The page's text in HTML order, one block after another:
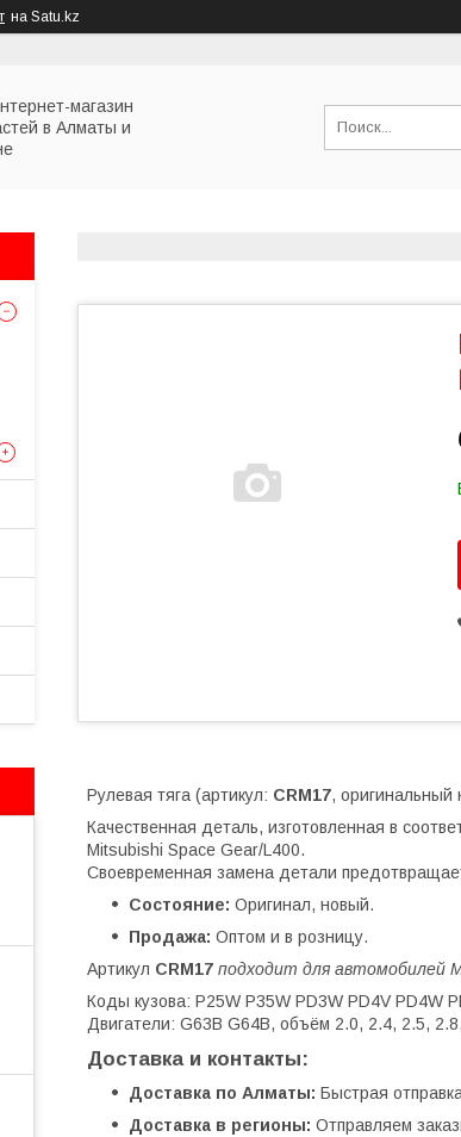
на Satu.kz
магазин
в Алматы и
Рулевая тяга (артикул: CRM17, оригинальный
Качественная деталь, изготовленная в
Mitsubishi Space Gear/L400.
Своевременная замена детали
Состояние: Оригинал, новый.
Продажа: Оптом и в розницу.
Артикул CRM17 подходит для автомобилей
Коды кузова: P25W P35W PD3W PD4V PD4W
Двигатели: G63B G64B, объём 2.0, 2.4, 2.5,
Доставка и контакты:
Доставка по Алматы: Быстрая
Доставка в регионы: Отправляем